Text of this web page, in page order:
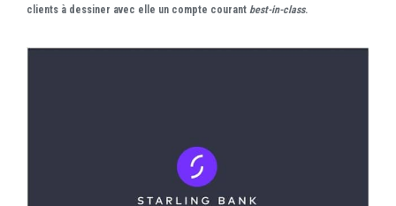
clients à dessiner avec elle un compte courant best-in-class.